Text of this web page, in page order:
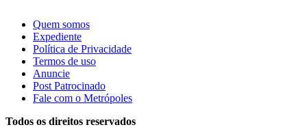
Quem somos
Expediente
Política de Privacidade
Termos de uso
Anuncie
Post Patrocinado
Fale com o Metrópoles
Todos os direitos reservados